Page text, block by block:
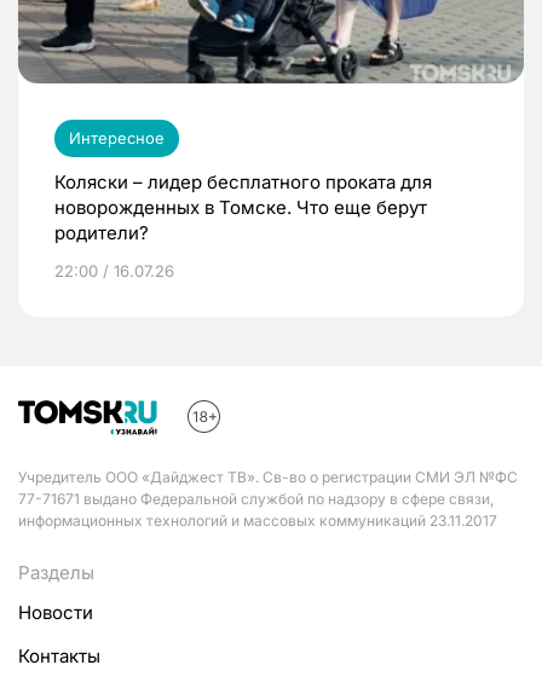
Интересное
Коляски – лидер бесплатного проката для
новорожденных в Томске. Что еще берут
родители?
22:00 / 16.07.26
Учредитель ООО «Дайджест ТВ». Св-во о регистрации СМИ ЭЛ №ФС
77-71671 выдано Федеральной службой по надзору в сфере связи,
информационных технологий и массовых коммуникаций 23.11.2017
Разделы
Новости
Контакты